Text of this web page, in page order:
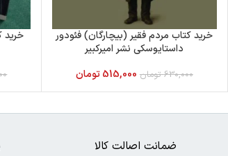
خرید کتاب مردم فقیر (بیچارگان) فئودور
داستایوسکی نشر امیرکبیر
630,000 تومان 515,000 تومان
خرید
ضمانت اصالت کالا